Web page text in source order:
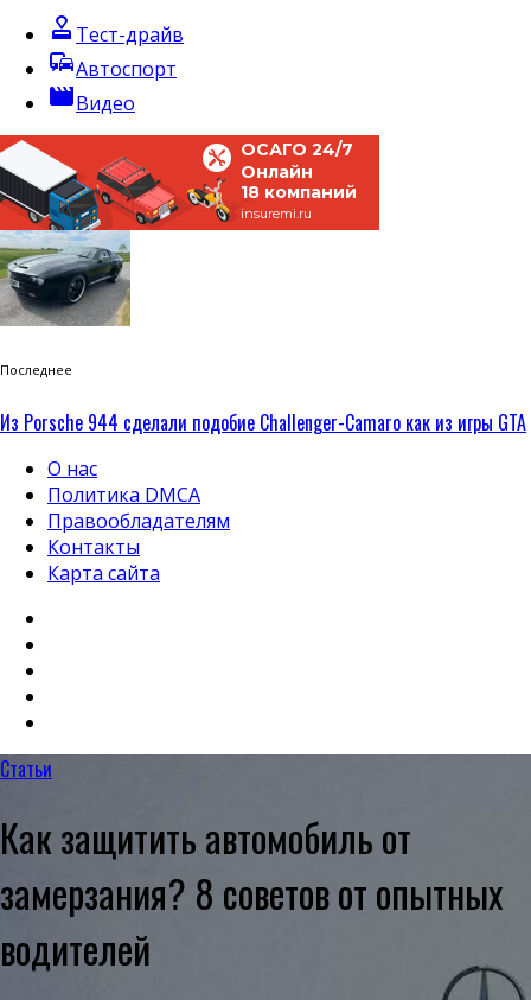
approval Тест-драйв
commuteАвтоспорт
movieВидео
ОСАГО 24/7
Онлайн
18 компаний
insuremi.ru
Последнее
Из Porsche 944 сделали подобие Challenger-Camaro как из игры GTA
О нас
Политика DMCA
Правообладателям
Контакты
Карта сайта
Статьи
Как защитить автомобиль от
замерзания? 8 советов от опытных
водителей